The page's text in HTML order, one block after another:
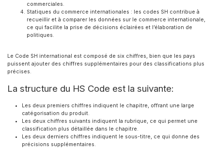
commerciales.
Statiques du commerce internationales : les codes SH contribue à
recueillir et à comparer les données sur le commerce internationale,
ce qui facilite la prise de décisions éclairées et l’élaboration de
politiques.
Le Code SH international est composé de six chiffres, bien que les pays
puissent ajouter des chiffres supplémentaires pour des classifications plus
précises.
La structure du HS Code est la suivante:
Les deux premiers chiffres indiquent le chapitre, offrant une large
catégorisation du produit.
Les deux chiffres suivants indiquent la rubrique, ce qui permet une
classification plus détaillée dans le chapitre.
Les deux derniers chiffres indiquent le sous-titre, ce qui donne des
précisions supplémentaires.